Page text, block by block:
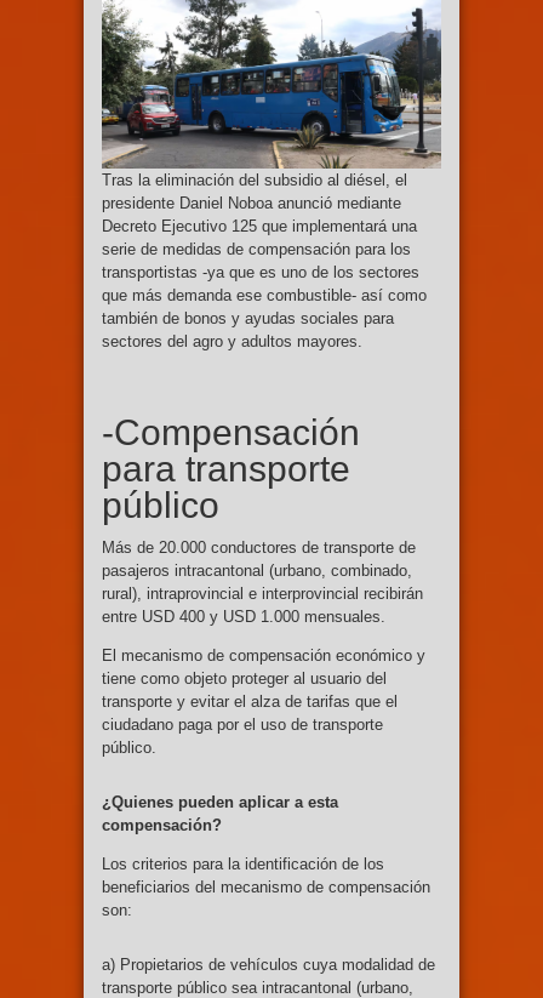
Tras la eliminación del subsidio al diésel, el
presidente Daniel Noboa anunció mediante
Decreto Ejecutivo 125 que implementará una
serie de medidas de compensación para los
transportistas -ya que es uno de los sectores
que más demanda ese combustible- así como
también de bonos y ayudas sociales para
sectores del agro y adultos mayores.
-Compensación
para transporte
público
Más de 20.000 conductores de transporte de
pasajeros intracantonal (urbano, combinado,
rural), intraprovincial e interprovincial recibirán
entre USD 400 y USD 1.000 mensuales.
El mecanismo de compensación económico y
tiene como objeto proteger al usuario del
transporte y evitar el alza de tarifas que el
ciudadano paga por el uso de transporte
público.
¿Quienes pueden aplicar a esta
compensación?
Los criterios para la identificación de los
beneficiarios del mecanismo de compensación
son:
a) Propietarios de vehículos cuya modalidad de
transporte público sea intracantonal (urbano,